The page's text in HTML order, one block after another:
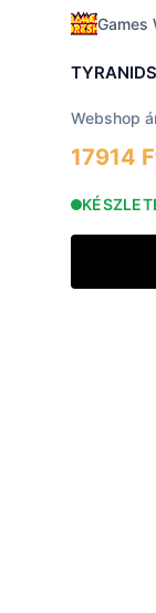
Games
Webshop
17914